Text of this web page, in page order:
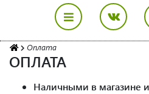
Оплата
ОПЛАТА
Наличными в магазине